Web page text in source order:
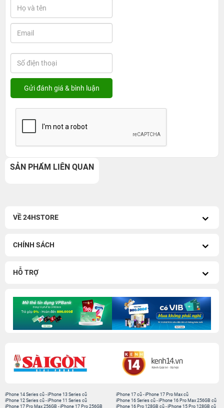
SẢN PHẨM LIÊN QUAN
VỀ 24HSTORE
CHÍNH SÁCH
HỖ TRỢ
iPhone 14 Series cũ -iPhone 13 Series cũ
iPhone 12 Series cũ -iPhone 11 Series cũ
iPhone 17 Pro Max 256GB -iPhone 17 Pro 256GB
iPhone 17 cũ-iPhone 17 Pro Max cũ
iPhone 16 Series cũ- iPhone 16 Pro Max 256GB cũ
iPhone 16 Pro 128GB cũ-iPhone 15 Pro 128GB cũ